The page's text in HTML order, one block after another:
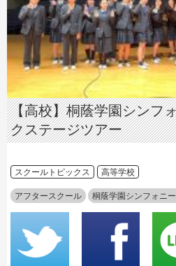
【高校】桐蔭学園シンフ
クステージツアー
スクールトピックス 高等学校
アフタースクール 桐蔭学園シンフォニ